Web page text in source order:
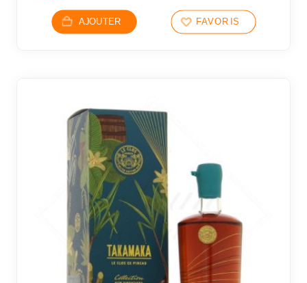
AJOUTER FAVORIS